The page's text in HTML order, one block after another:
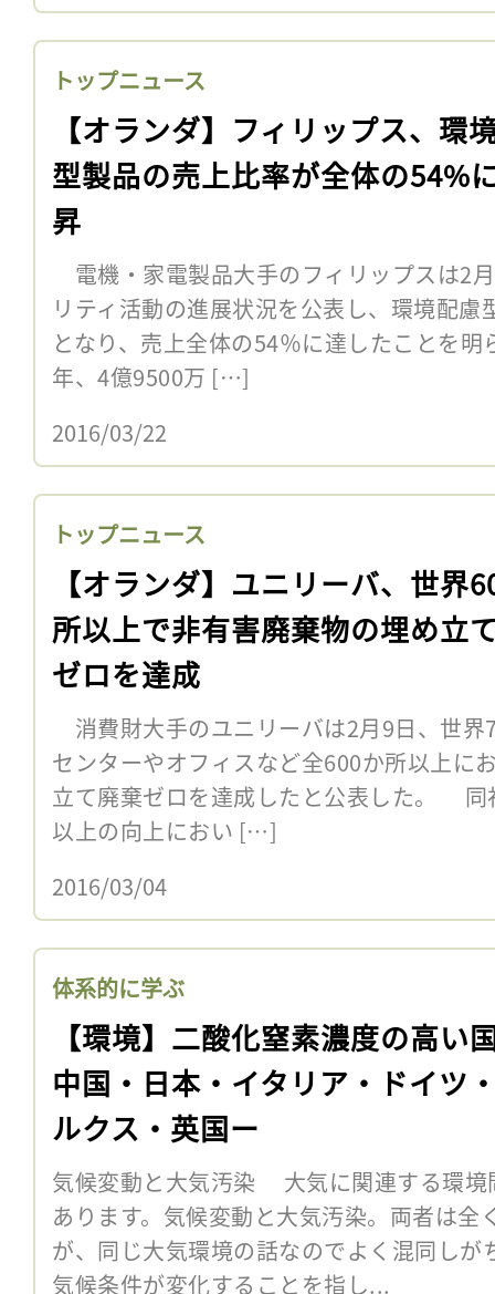
トップニュース
【オランダ】フィリップス、環
型製品の売上比率が全体の54%
昇
電機・家電製品大手のフィリップスは2
リティ活動の進展状況を公表し、環境配
となり、売上全体の54％に達したことを
年、4億9500万 […]
2016/03/22
トップニュース
【オランダ】ユニリーバ、世界
所以上で非有害廃棄物の埋め立
ゼロを達成
消費財大手のユニリーバは2月9日、世界
センターやオフィスなど全600か所以上に
立て廃棄ゼロを達成したと公表した。 同
以上の向上におい […]
2016/03/04
体系的に学ぶ
【環境】二酸化窒素濃度の高
中国・日本・イタリア・ドイツ
ルクス・英国ー
気候変動と大気汚染 大気に関連する環境
あります。気候変動と大気汚染。両者は全
が、同じ大気環境の話なのでよく混同しが
気候条件が変化することを指し...